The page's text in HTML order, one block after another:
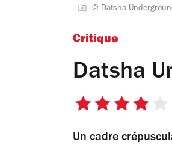
© Datsha
Critique
Datsha
4
5
Un cadre